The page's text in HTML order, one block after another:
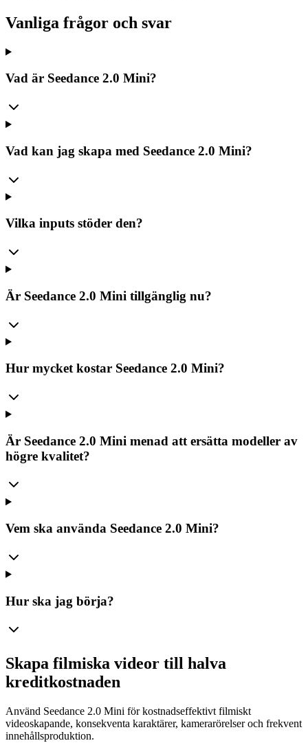
Vanliga frågor och svar
Vad är Seedance 2.0 Mini?
Vad kan jag skapa med Seedance 2.0 Mini?
Vilka inputs stöder den?
Är Seedance 2.0 Mini tillgänglig nu?
Hur mycket kostar Seedance 2.0 Mini?
Är Seedance 2.0 Mini menad att ersätta modeller av
högre kvalitet?
Vem ska använda Seedance 2.0 Mini?
Hur ska jag börja?
Skapa filmiska videor till halva
kreditkostnaden
Använd Seedance 2.0 Mini för kostnadseffektivt filmiskt
videoskapande, konsekventa karaktärer, kamerarörelser och frekvent
innehållsproduktion.